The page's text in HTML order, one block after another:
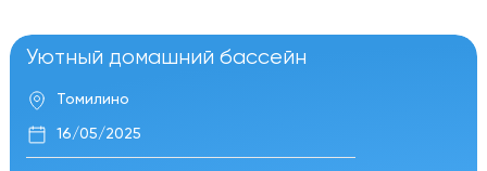
Уютный домашний бассейн
Томилино
16/05/2025